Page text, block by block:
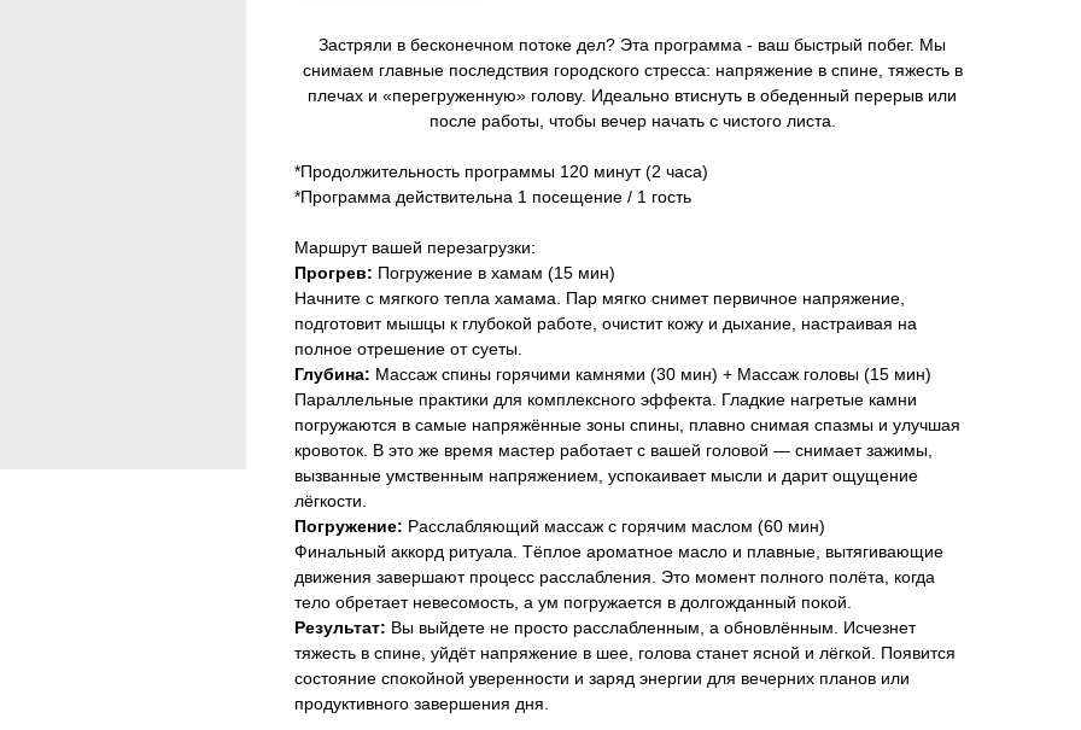
Застряли в бесконечном потоке дел? Эта программа - ваш быстрый побег. Мы
снимаем главные последствия городского стресса: напряжение в спине, тяжесть в
плечах и «перегруженную» голову. Идеально втиснуть в обеденный перерыв или
после работы, чтобы вечер начать с чистого листа.
*Продолжительность программы 120 минут (2 часа)
*Программа действительна 1 посещение / 1 гость
Маршрут вашей перезагрузки:
Прогрев: Погружение в хамам (15 мин)
Начните с мягкого тепла хамама. Пар мягко снимет первичное напряжение,
подготовит мышцы к глубокой работе, очистит кожу и дыхание, настраивая на
полное отрешение от суеты.
Глубина: Массаж спины горячими камнями (30 мин) + Массаж головы (15 мин)
Параллельные практики для комплексного эффекта. Гладкие нагретые камни
погружаются в самые напряжённые зоны спины, плавно снимая спазмы и улучшая
кровоток. В это же время мастер работает с вашей головой — снимает зажимы,
вызванные умственным напряжением, успокаивает мысли и дарит ощущение
лёгкости.
Погружение: Расслабляющий массаж с горячим маслом (60 мин)
Финальный аккорд ритуала. Тёплое ароматное масло и плавные, вытягивающие
движения завершают процесс расслабления. Это момент полного полёта, когда
тело обретает невесомость, а ум погружается в долгожданный покой.
Результат: Вы выйдете не просто расслабленным, а обновлённым. Исчезнет
тяжесть в спине, уйдёт напряжение в шее, голова станет ясной и лёгкой. Появится
состояние спокойной уверенности и заряд энергии для вечерних планов или
продуктивного завершения дня.